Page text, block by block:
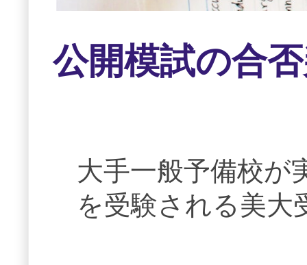
公開模試の合
大手一般予備校が
を受験される美大